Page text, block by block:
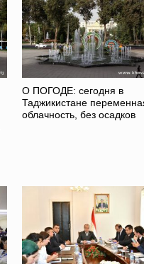
О ПОГОДЕ: сегодня в
Таджикистане
облачность, без осадков